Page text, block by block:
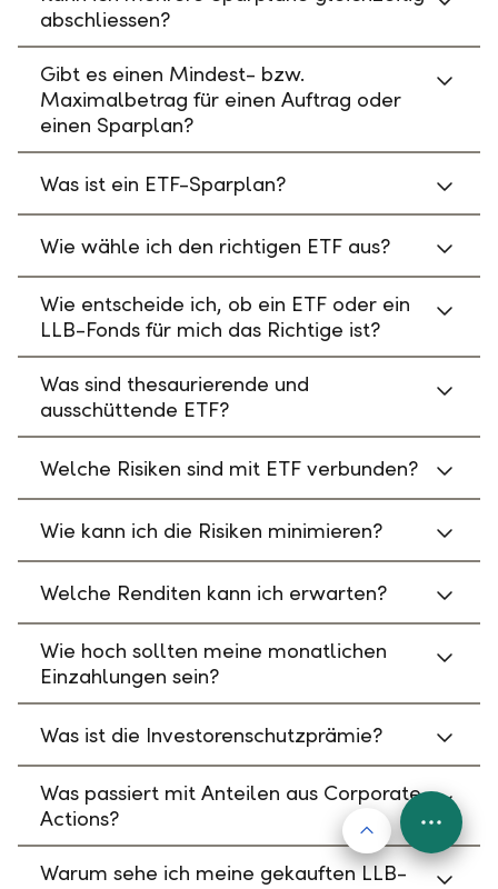
abschliessen?
Gibt es einen Mindest- bzw.
Maximalbetrag für einen Auftrag oder
einen Sparplan?
Was ist ein ETF-Sparplan?
Wie wähle ich den richtigen ETF aus?
Wie entscheide ich, ob ein ETF oder ein
LLB-Fonds für mich das Richtige ist?
Was sind thesaurierende und
ausschüttende ETF?
Welche Risiken sind mit ETF verbunden?
Wie kann ich die Risiken minimieren?
Welche Renditen kann ich erwarten?
Wie hoch sollten meine monatlichen
Einzahlungen sein?
Was ist die Investorenschutzprämie?
Was passiert mit Anteilen aus Corporate
Actions?
Warum sehe ich meine gekauften LLB-
Nach oben
FAB
Menu